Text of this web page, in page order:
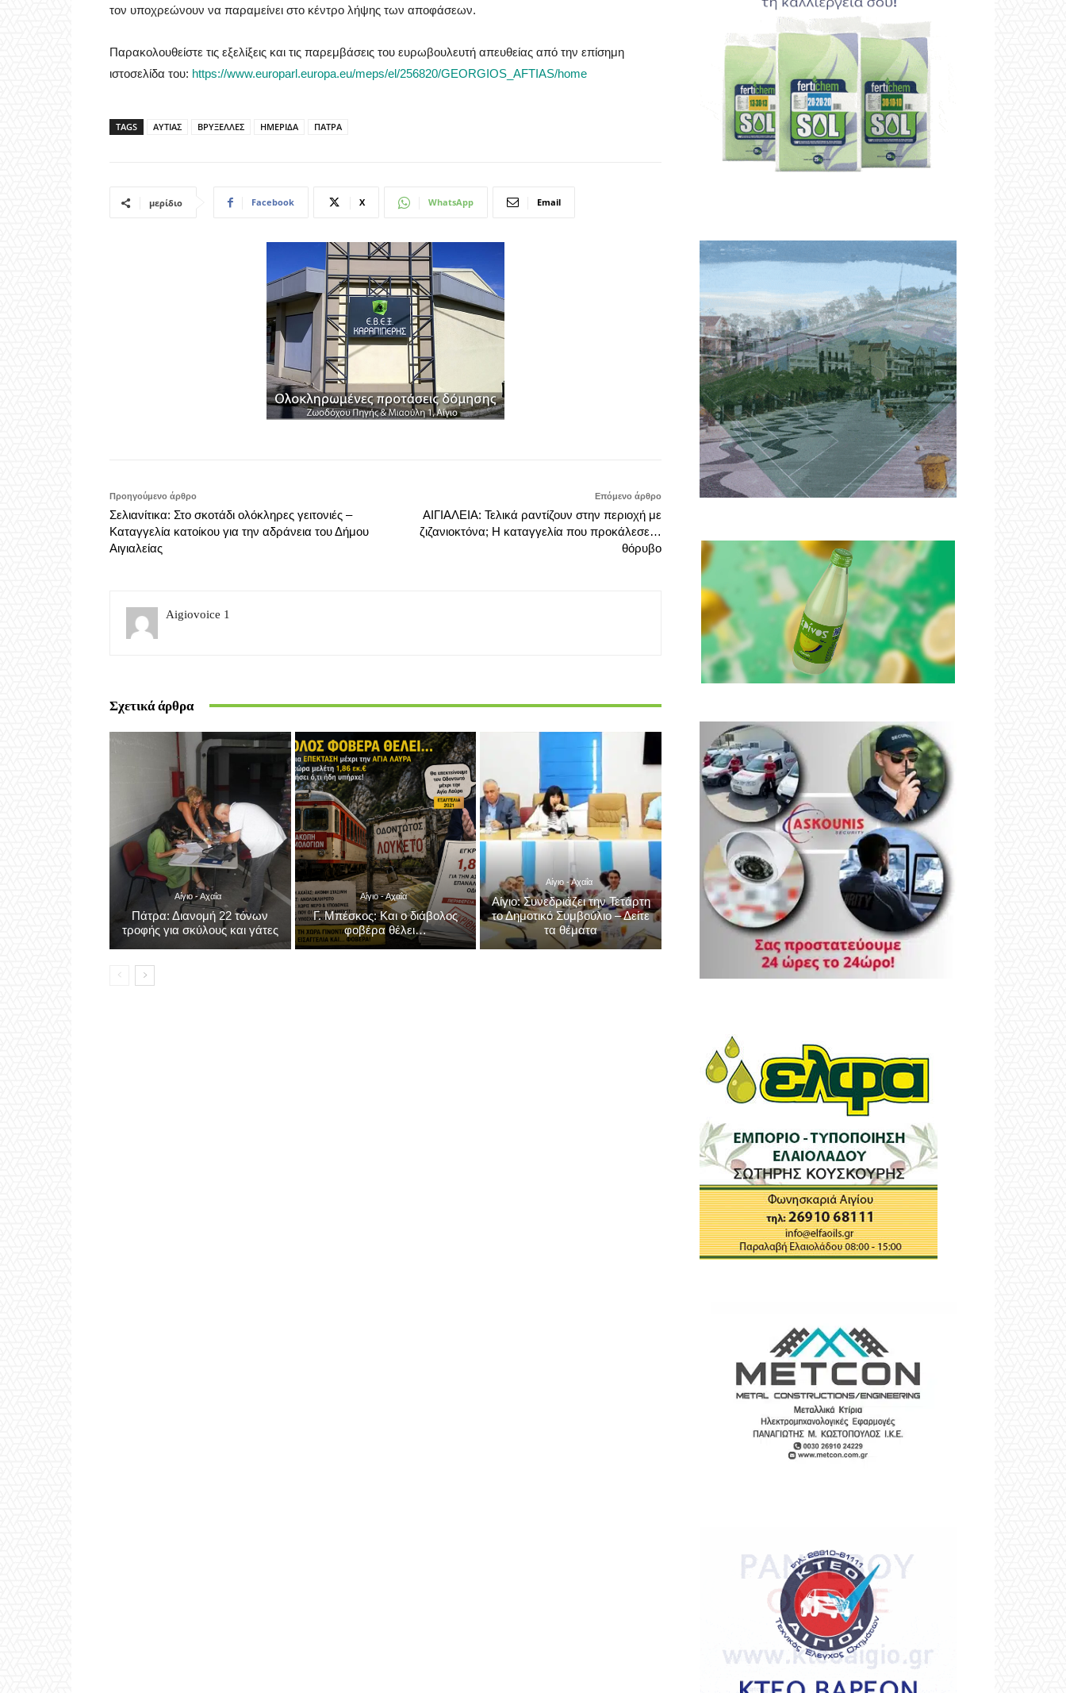
τον υποχρεώνουν να παραμείνει στο κέντρο λήψης των αποφάσεων.
Παρακολουθείστε τις εξελίξεις και τις παρεμβάσεις του ευρωβουλευτή απευθείας από την επίσημη
ιστοσελίδα του: https://www.europarl.europa.eu/meps/el/256820/GEORGIOS_AFTIAS/home
TAGS ΑΥΤΙΑΣ ΒΡΥΞΕΛΛΕΣ ΗΜΕΡΙΔΑ ΠΑΤΡΑ
μερίδιο Facebook X WhatsApp Email
Προηγούμενο άρθρο
Αιγιαλείας
Επόμενο άρθρο
Σχετικά άρθρα
Πάτρα: Διανομή 22 τόνων
τροφής για σκύλους και γάτες
Αίγιο - Αχαΐα